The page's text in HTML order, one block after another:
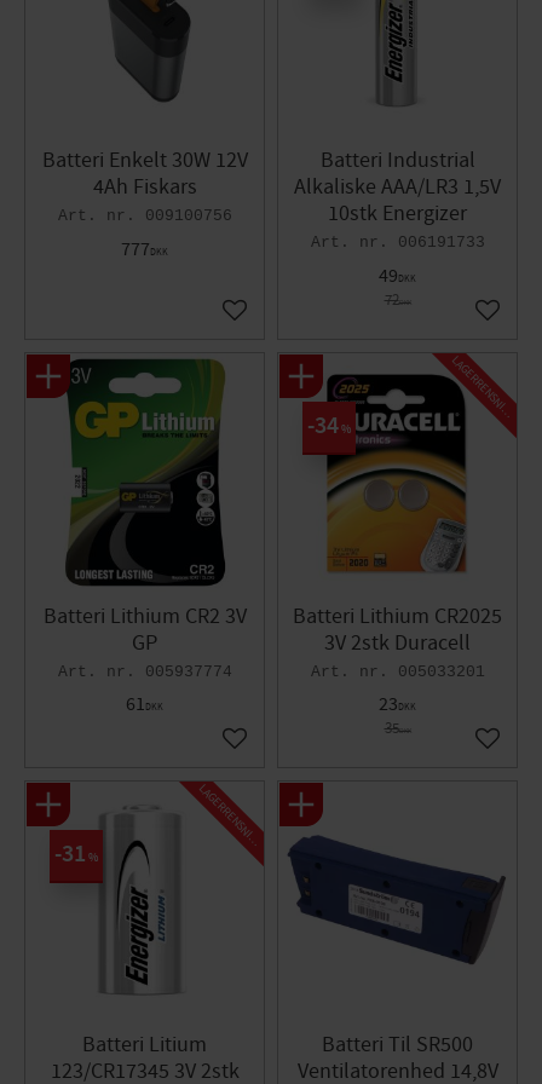
Batteri Enkelt 30W 12V
4Ah Fiskars
009100756
777DKK
Gem som favorit
Batteri Industrial
Alkaliske AAA/LR3 1,5V
10stk Energizer
006191733
49DKK
72DKK
Gem
Batteri Lithium CR2 3V
GP
005937774
61DKK
Gem som favorit
Batteri Lithium CR2025
3V 2stk Duracell
005033201
23DKK
35DKK
34%
L
A
G
E
R
R
E
N
S
N
I
N
G
Gem
Batteri Litium
123/CR17345 3V 2stk
31 %
L
A
G
E
R
R
E
N
S
N
I
N
G
Batteri Til SR500
Ventilatorenhed 14,8V